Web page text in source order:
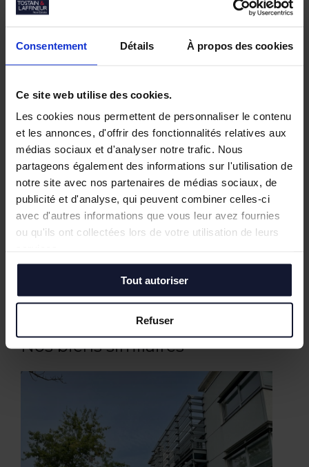
Consentement Détails À propos des cookies
Ce site web utilise des cookies.
Les cookies nous permettent de personnaliser le contenu
et les annonces, d'offrir des fonctionnalités relatives aux
médias sociaux et d'analyser notre trafic. Nous
partageons également des informations sur l'utilisation de
notre site avec nos partenaires de médias sociaux, de
publicité et d'analyse, qui peuvent combiner celles-ci
avec d'autres informations que vous leur avez fournies
ou qu'ils ont collectées lors de votre utilisation de leurs
Tout autoriser
Refuser
Nos biens similaires